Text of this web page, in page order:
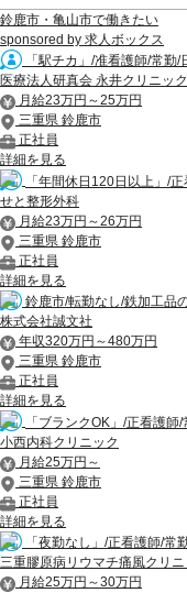
鈴鹿市・亀山市で働きたい
sponsored by 求人ボックス
「駅チカ」/准看護師/常勤
医療法人研真会 永井クリニック
月給23万円～25万円
三重県 鈴鹿市
正社員
詳細を見る
「年間休日120日以上」/
せと整形外科
月給23万円～26万円
三重県 鈴鹿市
正社員
詳細を見る
鈴鹿市/転勤なし/鉄加工品
株式会社誠文社
年収320万円～480万円
三重県 鈴鹿市
正社員
詳細を見る
「ブランクOK」/正看護
小西内科クリニック
月給25万円～
三重県 鈴鹿市
正社員
詳細を見る
「夜勤なし」/正看護師/常
三重膠原病リウマチ痛風クリニ
月給25万円～30万円